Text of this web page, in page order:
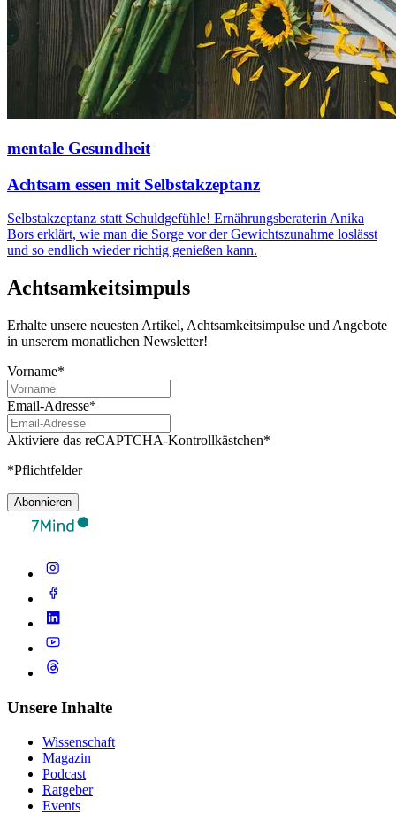
mentale Gesundheit
Achtsam essen mit Selbstakzeptanz
Selbstakzeptanz statt Schuldgefühle! Ernährungsberaterin Anika
Bors erklärt, wie man die Sorge vor der Gewichtszunahme loslässt
und so endlich wieder richtig genießen kann.
Achtsamkeitsimpuls
Erhalte unsere neuesten Artikel, Achtsamkeitsimpulse und Angebote
in unserem monatlichen Newsletter!
Vorname*
Email-Adresse*
Aktiviere das reCAPTCHA-Kontrollkästchen*
*Pflichtfelder
Abonnieren
Unsere Inhalte
Wissenschaft
Magazin
Podcast
Ratgeber
Events